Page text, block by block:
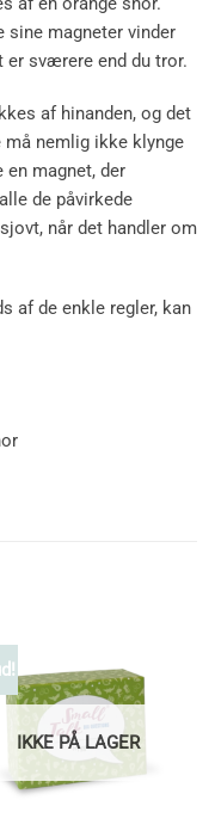
magneter vinder
er sværere end du tror.
af hinanden, og det
nemlig ikke klynge
magnet, der
de påvirkede
når det handler om
af de enkle regler, kan
IKKE PÅ LAGER